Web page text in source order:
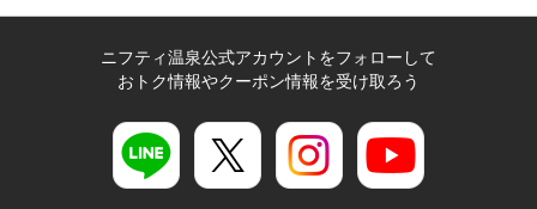
ニフティ温泉公式アカウントをフォローして
おトク情報やクーポン情報を受け取ろう